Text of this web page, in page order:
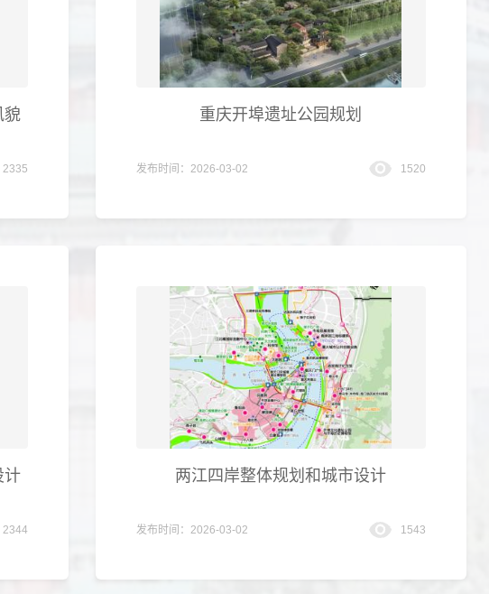
貌
2335
重庆开埠遗址公园规划
发布时间：2026-03-02 1520
计
2344
两江四岸整体规划和城市设计
发布时间：2026-03-02 1543